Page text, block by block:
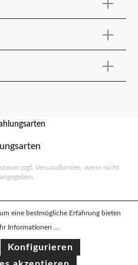
zzgl. Versandkosten , wenn nicht
eine bestmögliche Erfahrung bieten
Informationen ...
Konfigurieren